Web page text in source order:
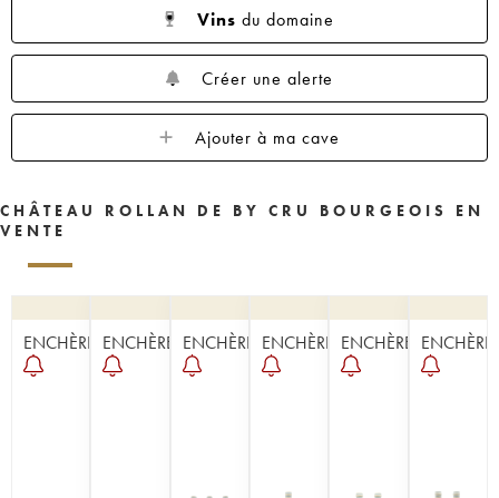
Vins du domaine
Créer une alerte
Ajouter à ma cave
CHÂTEAU ROLLAN DE BY CRU BOURGEOIS EN
VENTE
ENCHÈRE ENCHÈRE ENCHÈRE ENCHÈRE ENCHÈRE ENCHÈRE